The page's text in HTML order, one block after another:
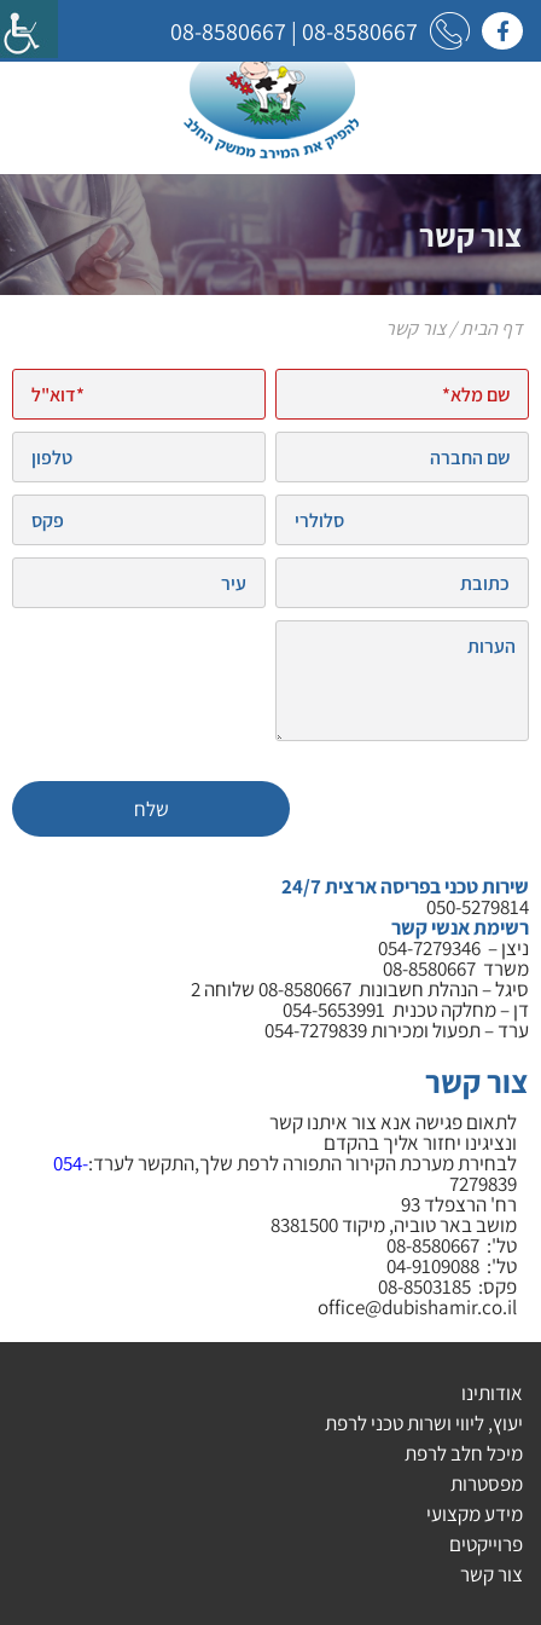
בקרו אותנו בפייסבוק
08-8580667
|
08-8580667
צור קשר
דף הבית/צור קשר
שירות טכני בפריסה ארצית 24/7
050-5279814
רשימת אנשי קשר
ניצן – 054-7279346
משרד 08-8580667
סיגל – הנהלת חשבונות 08-8580667שלוחה 2
דן – מחלקה טכנית 054-5653991
ערד – תפעול ומכירות054-7279839
צור קשר
לתאום פגישה אנא צור איתנו קשר
ונציגינו יחזור אליך בהקדם
לבחירת מערכת הקירור התפורה לרפת שלך,התקשר לערד:054-
7279839
רח' הרצפלד 93
מושב באר טוביה, מיקוד 8381500
טל': 08-8580667
טל': 04-9109088
פקס: 08-8503185
office@dubishamir.co.il
אודותינו
יעוץ, ליווי ושרות טכני לרפת
מיכל חלב לרפת
מפסטרות
מידע מקצועי
פרוייקטים
צור קשר